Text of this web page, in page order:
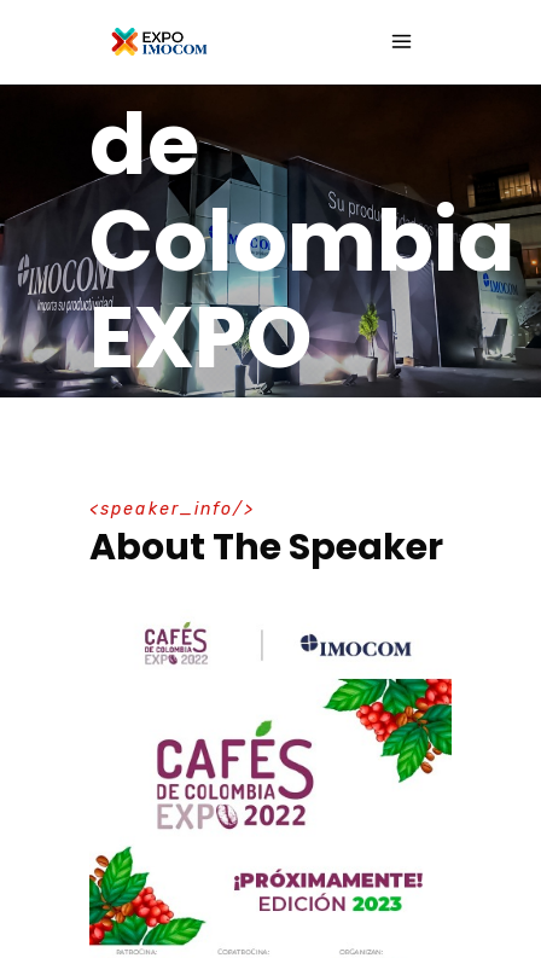
Cafés
de
Colombia
EXPO
2023
speaker_info
About The Speaker